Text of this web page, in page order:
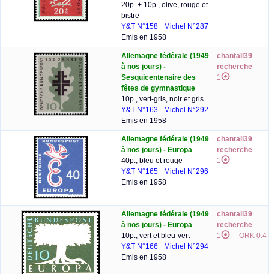
20p. + 10p., olive, rouge et
bistre
Y&T N°158
Michel N°287
Emis en 1958
Allemagne fédérale (1949
à nos jours) -
Sesquicentenaire des
fêtes de gymnastique
10p., vert-gris, noir et gris
Y&T N°163
Michel N°292
Emis en 1958
chantall39
recherche
1
Allemagne fédérale (1949
à nos jours) - Europa
40p., bleu et rouge
Y&T N°165
Michel N°296
Emis en 1958
chantall39
recherche
1
Allemagne fédérale (1949
à nos jours) - Europa
10p., vert et bleu-vert
Y&T N°166
Michel N°294
Emis en 1958
chantall39
recherche
1
ORK 0.4